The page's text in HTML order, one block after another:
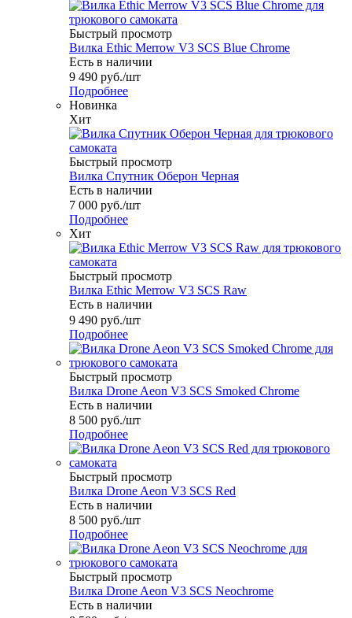
Быстрый просмотр
Вилка Ethic Merrow V3 SCS Blue Chrome
Есть в наличии
9 490 руб./шт
Подробнее
Новинка
Хит
Быстрый просмотр
Вилка Спутник Оберон Черная
Есть в наличии
7 000 руб./шт
Подробнее
Хит
Быстрый просмотр
Вилка Ethic Merrow V3 SCS Raw
Есть в наличии
9 490 руб./шт
Подробнее
Быстрый просмотр
Вилка Drone Aeon V3 SCS Smoked Chrome
Есть в наличии
8 500 руб./шт
Подробнее
Быстрый просмотр
Вилка Drone Aeon V3 SCS Red
Есть в наличии
8 500 руб./шт
Подробнее
Быстрый просмотр
Вилка Drone Aeon V3 SCS Neochrome
Есть в наличии